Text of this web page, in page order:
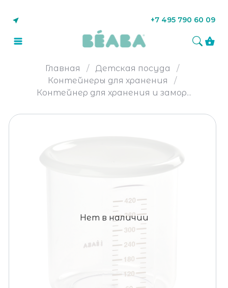
+7 495 790 60 09
Главная
Детская посуда
Контейнеры для хранения
Контейнер для хранения и замор...
Нет в наличии